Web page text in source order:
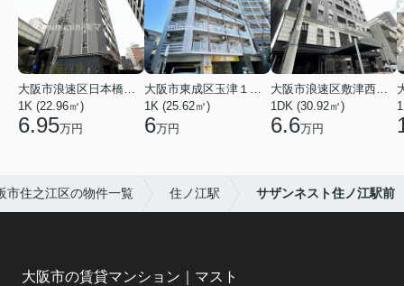
大阪市浪速区日本橋東３丁目
1K (22.96㎡)
6.95万円
大阪市東成区玉津１丁目
1K (25.62㎡)
6万円
大阪市浪速区敷津西１丁目
1DK (30.92㎡)
6.6万円
市住之江区の物件一覧 住ノ江駅 サザンネスト住ノ江駅前
大阪市の賃貸マンション｜マスト